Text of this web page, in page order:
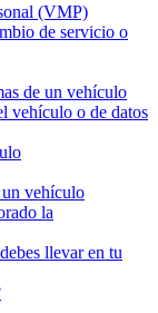
(VMP)
de servicio o
de un vehículo
vehículo o de datos
vehículo
la
llevar en tu